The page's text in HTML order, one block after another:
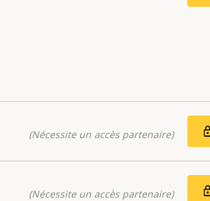
(Nécessite un accès partenaire)
(Nécessite un accès partenaire)